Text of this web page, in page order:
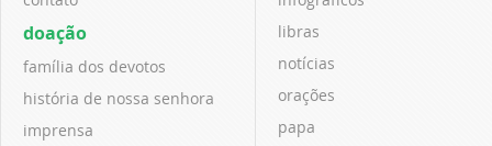
doação
família dos devotos
história de nossa senhora
imprensa
libras
notícias
orações
papa